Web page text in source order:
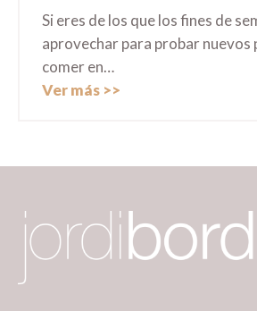
Si eres de los que los fines de
aprovechar para probar nuevos
comer en…
Ver más